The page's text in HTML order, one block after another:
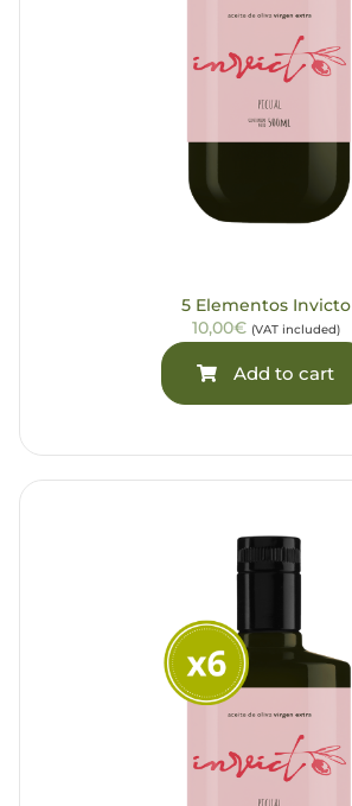
5 Elementos Invicto
10,00€ (VAT included)
Add to cart